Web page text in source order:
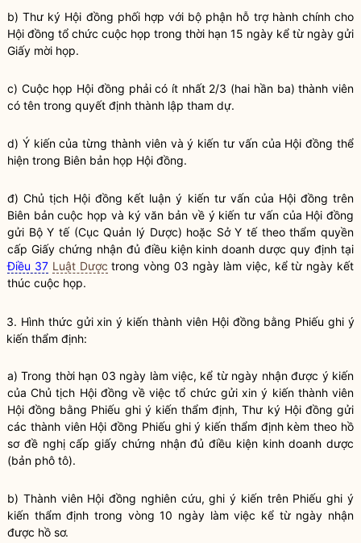
b) Thư ký Hội đồng phối hợp với bộ phận hỗ trợ hành chính cho
Hội đồng tổ chức cuộc họp trong thời hạn 15 ngày kể từ ngày gửi
Giấy mời họp.
c) Cuộc họp Hội đồng phải có ít nhất 2/3 (hai hần ba) thành viên
có tên trong quyết định thành lập tham dự.
d) Ý kiến của từng thành viên và ý kiến tư vấn của Hội đồng thể
hiện trong Biên bản họp Hội đồng.
đ) Chủ tịch Hội đồng kết luận ý kiến tư vấn của Hội đồng trên
Biên bản cuộc họp và ký văn bản về ý kiến tư vấn của Hội đồng
gửi Bộ Y tế (Cục Quản lý Dược) hoặc Sở Y tế theo thẩm quyền
cấp Giấy chứng nhận đủ điều kiện kinh doanh dược quy định tại
Điều 37 Luật Dược trong vòng 03 ngày làm việc, kể từ ngày kết
thúc cuộc họp.
3. Hình thức gửi xin ý kiến thành viên Hội đồng bằng Phiếu ghi ý
kiến thẩm định:
a) Trong thời hạn 03 ngày làm việc, kể từ ngày nhận được ý kiến
của Chủ tịch Hội đồng về việc tổ chức gửi xin ý kiến thành viên
Hội đồng bằng Phiếu ghi ý kiến thẩm định, Thư ký Hội đồng gửi
các thành viên Hội đồng Phiếu ghi ý kiến thẩm định kèm theo hồ
sơ đề nghị cấp giấy chứng nhận đủ điều kiện kinh doanh dược
(bản phô tô).
b) Thành viên Hội đồng nghiên cứu, ghi ý kiến trên Phiếu ghi ý
kiến thẩm định trong vòng 10 ngày làm việc kể từ ngày nhận
được hồ sơ.